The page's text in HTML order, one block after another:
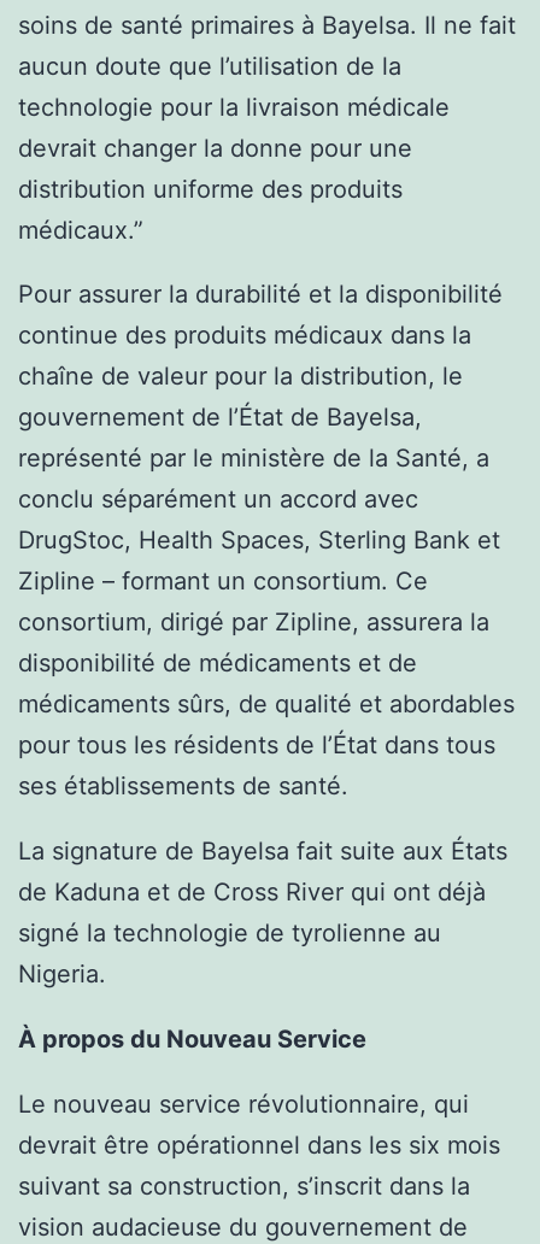
soins de santé primaires à Bayelsa. Il ne fait
aucun doute que l’utilisation de la
technologie pour la livraison médicale
devrait changer la donne pour une
distribution uniforme des produits
médicaux.”
Pour assurer la durabilité et la disponibilité
continue des produits médicaux dans la
chaîne de valeur pour la distribution, le
gouvernement de l’État de Bayelsa,
représenté par le ministère de la Santé, a
conclu séparément un accord avec
DrugStoc, Health Spaces, Sterling Bank et
Zipline – formant un consortium. Ce
consortium, dirigé par Zipline, assurera la
disponibilité de médicaments et de
médicaments sûrs, de qualité et abordables
pour tous les résidents de l’État dans tous
ses établissements de santé.
La signature de Bayelsa fait suite aux États
de Kaduna et de Cross River qui ont déjà
signé la technologie de tyrolienne au
Nigeria.
À propos du Nouveau Service
Le nouveau service révolutionnaire, qui
devrait être opérationnel dans les six mois
suivant sa construction, s’inscrit dans la
vision audacieuse du gouvernement de